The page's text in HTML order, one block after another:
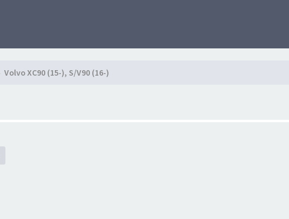
Volvo XC90 (15-), S/V90 (16-)